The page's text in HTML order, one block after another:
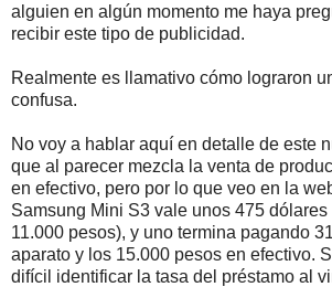
alguien en algún momento me haya
recibir este tipo de publicidad.
Realmente es llamativo cómo lograron
confusa.
No voy a hablar aquí en detalle de este
que al parecer mezcla la venta de
en efectivo, pero por lo que veo en la
Samsung Mini S3 vale unos 475
11.000 pesos), y uno termina pagando
aparato y los 15.000 pesos en efectivo.
difícil identificar la tasa del préstamo al